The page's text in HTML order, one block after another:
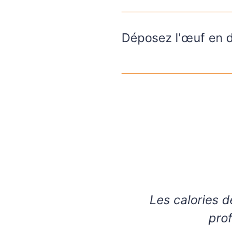
Déposez l'œuf en
Les calories de la recette ont été calculées par Chat GPT (IA). Consultez toujours un